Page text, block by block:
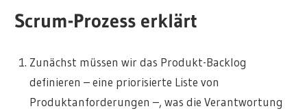
Scrum-Prozess erklärt
Zunächst müssen wir das Produkt-Backlog
definieren – eine priorisierte Liste von
Produktanforderungen –, was die Verantwortung